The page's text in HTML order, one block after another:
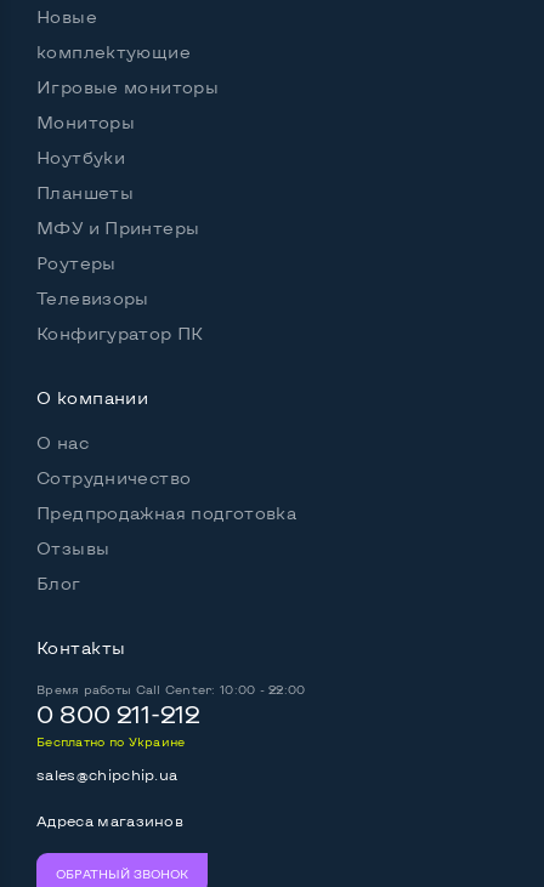
Новые
комплектующие
Игровые мониторы
Мониторы
Ноутбуки
Планшеты
МФУ и Принтеры
Роутеры
Телевизоры
Конфигуратор ПК
О компании
О нас
Сотрудничество
Предпродажная подготовка
Отзывы
Блог
Контакты
Время работы Call Center: 10:00 - 22:00
0 800 211-212
Бесплатно по Украине
sales@chipchip.ua
Адреса магазинов
ОБРАТНЫЙ ЗВОНОК